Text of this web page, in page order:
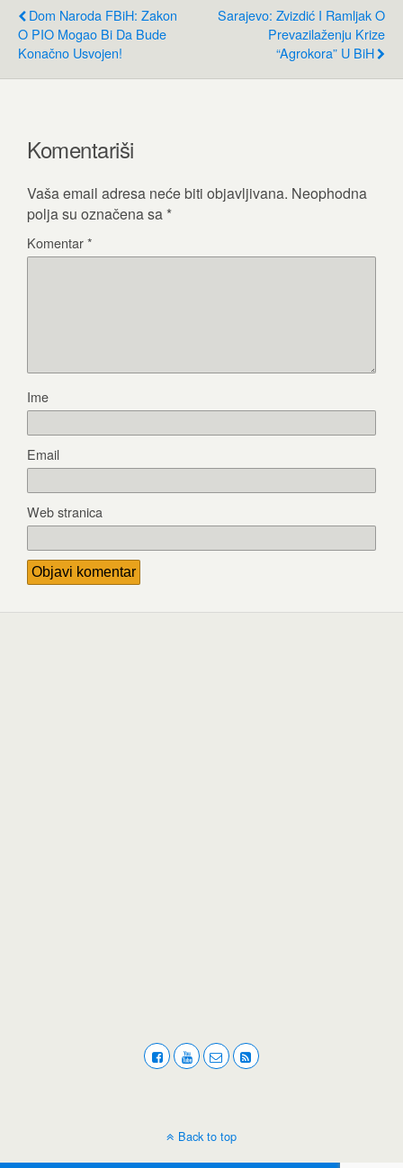
Dom Naroda FBiH: Zakon
O PIO Mogao Bi Da Bude
Konačno Usvojen!
Sarajevo: Zvizdić I Ramljak O
Prevazilaženju Krize
“Agrokora” U BiH
Komentariši
Vaša email adresa neće biti objavljivana. Neophodna
polja su označena sa *
Komentar*
Ime
Email
Web stranica
Back to top